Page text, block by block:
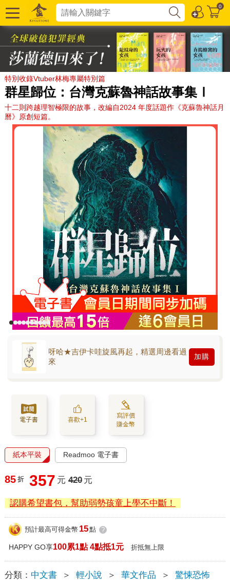
0
特別收錄Vtuber林梅專屬特別篇
群星歸位：台灣克蘇魯神話故事集Ⅰ
十二則跨越理智極限的故事，改編自2024 年度話題作《克蘇魯神話月
曆》原創短篇。
呀哈★吉伊卡哇旋風再起，精選周邊看過
來
加購
電子書 喜歡+1
寫評價
賺金幣
紙本平裝 Readmoo 電子書
85 折 357 元 420 元
認購希望書包，幫助弱勢孩童上學不中斷！
預計最高可得金幣 15點 ?
HAPPY GO享100累1點 4點抵1元 折抵無上限
分類： 中文書 ＞ 輕小說 ＞ 華文作品 ＞ 驚悚恐怖